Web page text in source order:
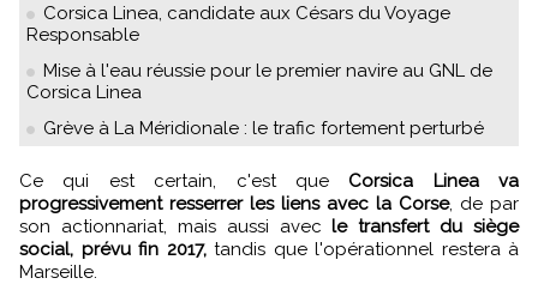
Corsica Linea, candidate aux Césars du Voyage
Responsable
Mise à l'eau réussie pour le premier navire au GNL de
Corsica Linea
Grève à La Méridionale : le trafic fortement perturbé
Ce qui est certain, c'est que Corsica Linea va
progressivement resserrer les liens avec la Corse, de par
son actionnariat, mais aussi avecle transfert du siège
social, prévu fin 2017,tandis que l'opérationnel restera à
Marseille.